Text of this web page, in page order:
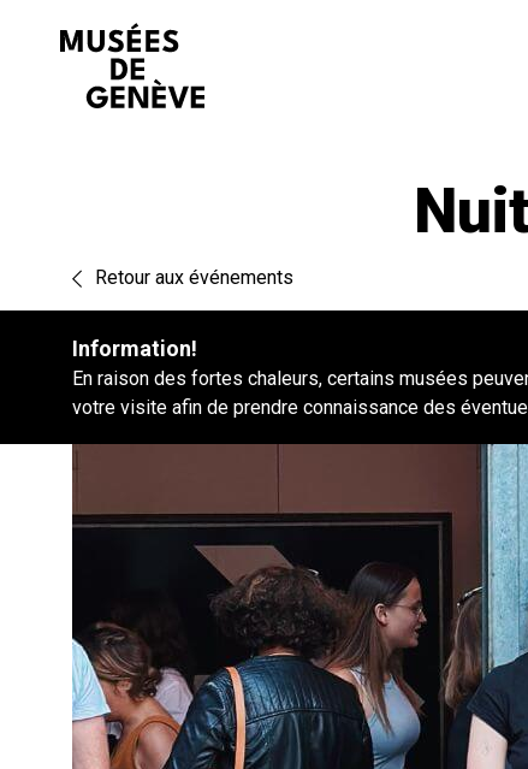
Retour aux événements
Information!
En raison des fortes chaleurs, certains musées
votre visite afin de prendre connaissance des